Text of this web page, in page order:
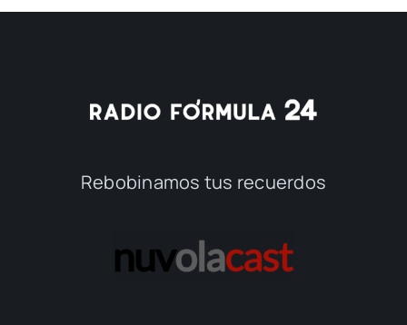
Rebobinamos tus recuerdos